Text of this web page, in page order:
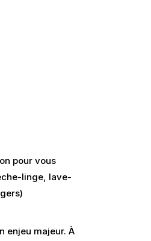
pour vous
linge, lave-
enjeu majeur. À